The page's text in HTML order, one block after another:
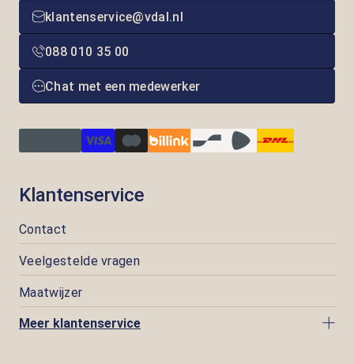
klantenservice@vdal.nl
088 010 35 00
Chat met een medewerker
Klantenservice
Contact
Veelgestelde vragen
Maatwijzer
Meer klantenservice